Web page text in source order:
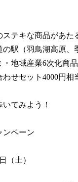
テキな商品があた
駅（羽鳥湖高原
地域産業6次化商
せセット4000円
てみよう！
ンペーン
（土）